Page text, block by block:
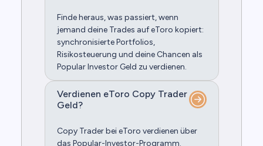
Finde heraus, was passiert, wenn
jemand deine Trades auf eToro kopiert:
synchronisierte Portfolios,
Risikosteuerung und deine Chancen als
Popular Investor Geld zu verdienen.
Verdienen eToro Copy Trader
Geld?
Copy Trader bei eToro verdienen über
das Popular-Investor-Programm.